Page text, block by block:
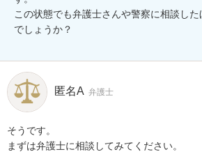
この状態でも弁護士さんや警察に相談し
でしょうか？
匿名A 弁護士
そうです。
まずは弁護士に相談してみてください。